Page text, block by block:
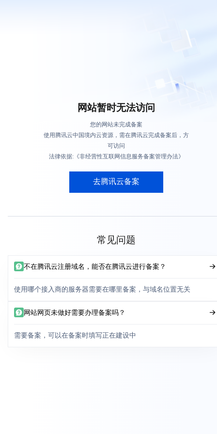
网站暂时无法访问
您的网站未完成备案
使用腾讯云中国境内云资源，需在腾讯云完成备案后，方
可访问
法律依据:《非经营性互联网信息服务备案管理办法》
去腾讯云备案
常见问题
不在腾讯云注册域名，能否在腾讯云进行备案？
使用哪个接入商的服务器需要在哪里备案，与域名位置无关
网站网页未做好需要办理备案吗？
需要备案，可以在备案时填写正在建设中